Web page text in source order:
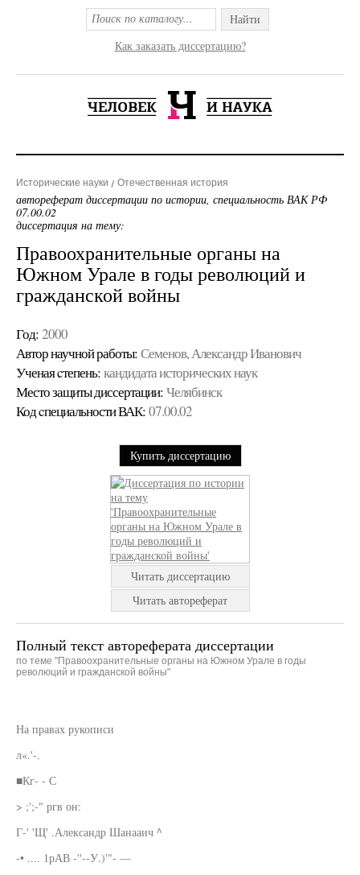
Найти
Как заказать диссертацию?
Исторические науки Отечественная история
автореферат диссертации по истории, специальность ВАК РФ
07.00.02
диссертация на тему:
Правоохранительные органы на
Южном Урале в годы революций и
гражданской войны
Год: 2000
Автор научной работы: Семенов, Александр Иванович
Ученая cтепень: кандидата исторических наук
Место защиты диссертации: Челябинск
Код cпециальности ВАК: 07.00.02
Купить диссертацию
Читать диссертацию
Читать автореферат
Полный текст автореферата диссертации
по теме "Правоохранительные органы на Южном Урале в годы
революций и гражданской войны"
На правах рукописи
л«.'-.
■Кг- - С
> ;';-" ргв он:
Г-' 'Щ' .Александр Шанааич ^
-• .... 1рАВ -''--У.)'"- —